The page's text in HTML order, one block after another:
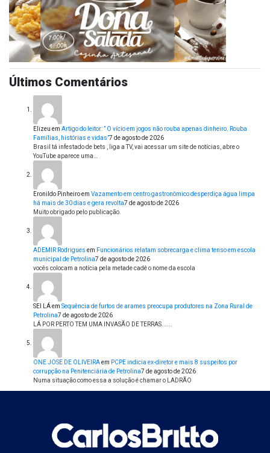
Últimos Comentários
Elizeu em Artigo do leitor: ” O vício em jogos não rouba apenas dinheiro. Rouba
Famílias, histórias e vidas”7 de agosto de 2026
Brasil tá infestado de bets , liga a TV, vai acessar um site de notícias, abre o
YouTube aparece uma…
Eronildo Pinheiroem Vazamento em centro gastronômico desperdiça água limpa
há mais de 30 dias e gera revolta7 de agosto de 2026
Muito obrigado pelo publicação.
ADEMIR Rodrigues em Funcionários relatam sobrecarga e clima tenso em escola
municipal de Petrolina7 de agosto de 2026
vocês colocam a notícia pela metade cadê o nome da escola
SEI LÁem Sequência de furtos de arames preocupa produtores na Zona Rural de
Petrolina7 de agosto de 2026
LÁ POR PERTO TEM UMA INVASÃO DE TERRAS......
ONE JOSE DE OLIVEIRAem PCPE indicia ex-diretor e mais 8 suspeitos por
corrupção na Penitenciária de Petrolina7 de agosto de 2026
Numa situação como essa a solução é chamar o LADRÃO